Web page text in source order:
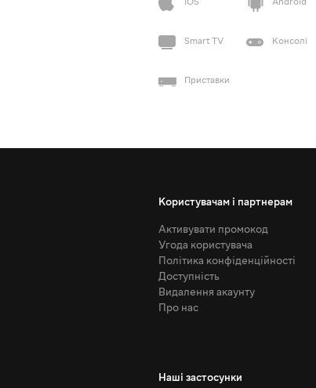
Smart TV Консолі
Приставки
Користувачам і партнерам
Активувати промокод
Угода користувача
Політика конфіденційності
Доступність
Видалення акаунту
Про нас
Наші застосунки